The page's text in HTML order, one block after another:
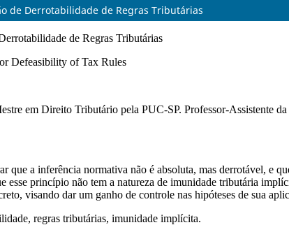
de Derrotabilidade de Regras Tributárias